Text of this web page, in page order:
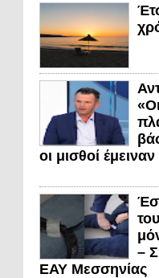
οι μισθοί
–
ΕΑΥ Μεσσηνίας